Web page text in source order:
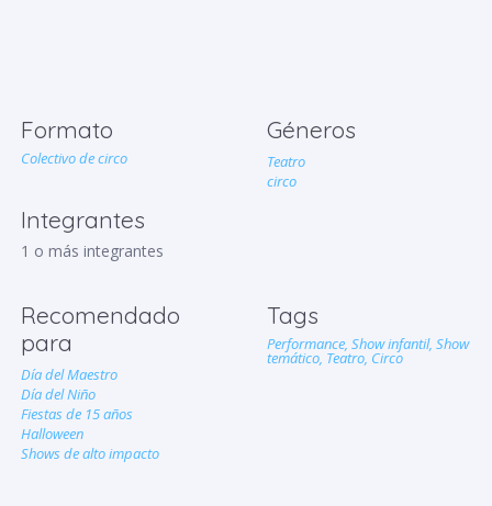
Formato
Colectivo de circo
Integrantes
1 o más integrantes
Géneros
Teatro
circo
Recomendado
para
Día del Maestro
Día del Niño
Fiestas de 15 años
Halloween
Shows de alto impacto
Tags
Performance, Show infantil, Show
temático, Teatro, Circo